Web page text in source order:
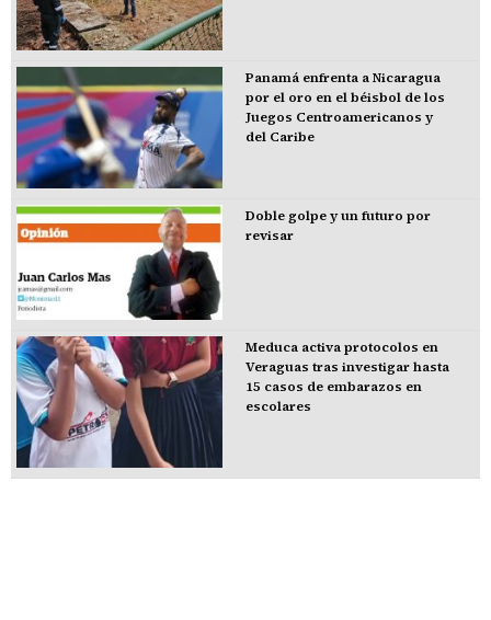
Panamá enfrenta a Nicaragua
por el oro en el béisbol de los
Juegos Centroamericanos y
del Caribe
Doble golpe y un futuro por
revisar
Meduca activa protocolos en
Veraguas tras investigar hasta
15 casos de embarazos en
escolares